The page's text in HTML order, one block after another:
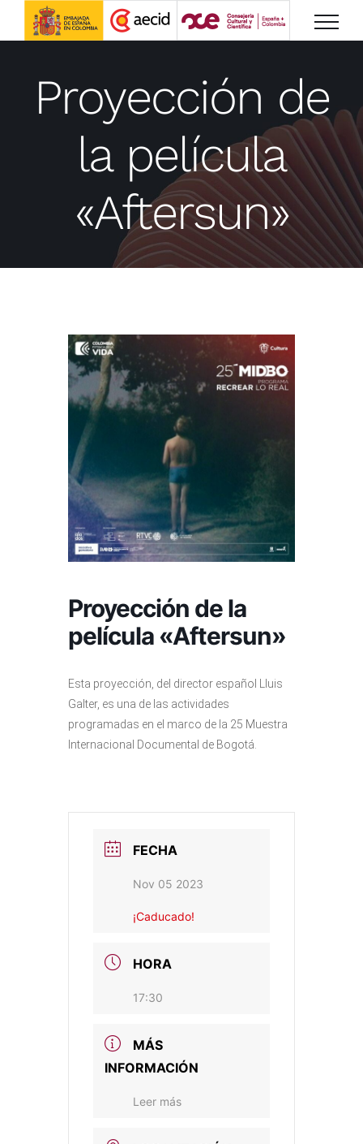
Saltar
Proyección de
la película
«Aftersun»
Proyección de la
película «Aftersun»
Esta proyección, del director español Lluis
Galter, es una de las actividades
programadas en el marco de la 25 Muestra
Internacional Documental de Bogotá.
FECHA
Nov 05 2023
¡Caducado!
HORA
17:30
MÁS
INFORMACIÓN
Leer más